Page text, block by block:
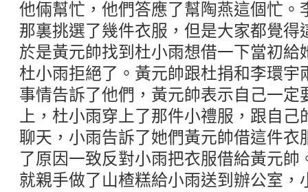
他倆幫忙，他們答應了幫陶燕這個忙。
那裏挑選了幾件衣服，但是大家都覺得
於是黃元帥找到杜小雨想借一下當初給
杜小雨拒絕了。黃元帥跟杜捐和李環宇
事情告訴了他們，黃元帥表示自己一定
上，杜小雨穿上了那件小禮服，跟自
聊天，小雨告訴了她們黃元帥借這件衣
了原因一致反對小雨把衣服借給黃元帥
就親手做了山楂糕給小雨送到辦公室，